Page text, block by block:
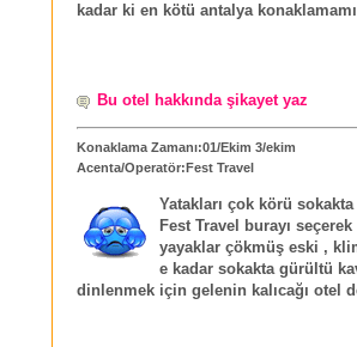
kadar ki en kötü antalya
Bu otel hakkında şikayet yaz
Konaklama Zamanı:01/Ekim 3/ekim
Acenta/Operatör:Fest Travel
Yatakları çok körü
Fest Travel burayı
yayaklar çökmüş eski ,
e kadar sokakta gürültü
dinlenmek için gelenin kalıcağı otel